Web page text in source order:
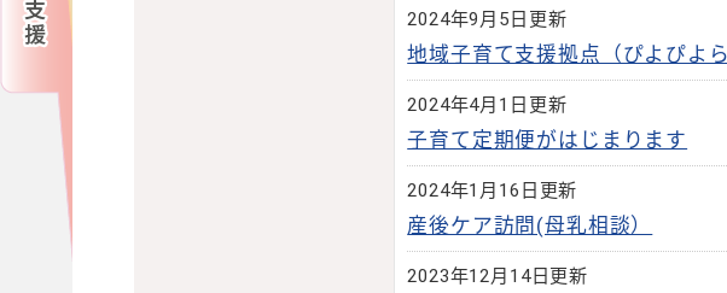
2024年9月5日更新
地域子育て支援拠点（ぴよぴよら
2024年4月1日更新
子育て定期便がはじまります
2024年1月16日更新
産後ケア訪問(母乳相談）
2023年12月14日更新